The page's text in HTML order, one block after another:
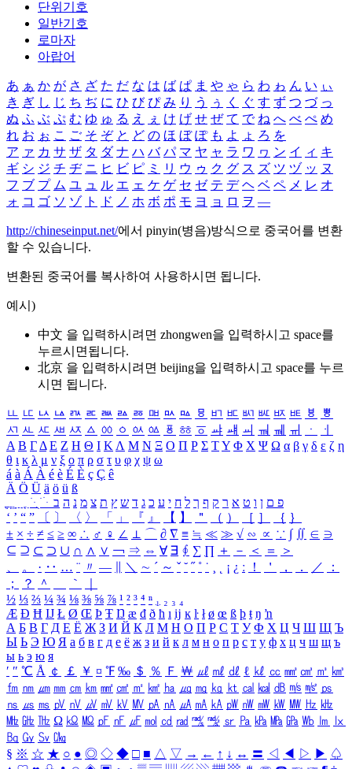
단위기호
일반기호
로마자
아랍어
あ ぁ か が さ ざ た だ な は ば ぱ ま や ゃ ら わ ゎ ん い ぃ
き ぎ し じ ち ぢ に ひ び ぴ み り う ぅ く ぐ す ず つ づ っ
ぬ ふ ぶ ぷ む ゆ ゅ る え ぇ け げ せ ぜ て で ね へ べ ぺ め
れ お ぉ こ ご そ ぞ と ど の ほ ぼ ぽ も よ ょ ろ を
ア ァ カ サ ザ タ ダ ナ ハ バ パ マ ヤ ャ ラ ワ ヮ ン イ ィ キ
ギ シ ジ チ ヂ ニ ヒ ビ ピ ミ リ ウ ゥ ク グ ス ズ ツ ヅ ッ ヌ
フ ブ プ ム ユ ュ ル エ ェ ケ ゲ セ ゼ テ デ ヘ ベ ペ メ レ オ
ォ コ ゴ ソ ゾ ト ド ノ ホ ボ ポ モ ヨ ョ ロ ヲ ―
http://chineseinput.net/에서 pinyin(병음)방식으로 중국어를 변환
할 수 있습니다.
변환된 중국어를 복사하여 사용하시면 됩니다.
예시)
中文 을 입력하시려면 zhongwen을 입력하시고 space를
누르시면됩니다.
北京 을 입력하시려면 beijing을 입력하시고 space를 누르
시면 됩니다.
ㅥ ㅦ ㅧ ㅨ ㅩ ㅪ ㅫ ㅬ ㅭ ㅮ ㅯ ㅰ ㅱ ㅲ ㅳ ㅴ ㅵ ㅶ ㅷ ㅸ
ㅹ
ㅺ ㅻ ㅼ ㅽ ㅾ ㅿ ㆀ ㆁ ㆂ ㆃ ㆄ ㆅ ㆆ ㆇ ㆈ ㆉ ㆊ ㆋ ㆌ ㆍ
ㆎ
Α Β ΓΔ Ε Ζ Η Θ Ι ΚΛ Μ Ν Ξ Ο Π Ρ Σ ΤΥ Φ Χ Ψ Ω α β γ δ ε ζ η
θ ι κ λ μ ν ξ ο π ρ σ τ υ φ χ ψ ω
á à Á À é è É È ç Ç ê
Ä Ö Ü ä ö ü ß
ִֶֹ ֻּ ׁׂ פ ם ן ו ט א ר ק ף ך ל ח י ע כ ג ד ש ץ ת צ מ נ ה ב
‘ ’ “ ” 〔 〕 〈 〉 「 」 『 』 【 】 ＂ （ ） ［ ］ ｛ ｝
± × ÷ ≠ ≤ ≥ ∞ ∴ ♂ ♀ ∠ ⊥ ⌒ ∂ ∇ ≡ ≒ ≪ ≫ √ ∽ ∝ ∵ ∫ ∬ ∈ ∋
⊆ ⊇ ⊂ ⊃ ∪ ∩ ∧ ∨ ￢ ⇒ ⇔ ∀ ∃ ∮ ∑ ∏ ＋ － ＜ ＝
＞
、
。 · ‥ … ¨ 〃 ― ＼ ∼ ´ ～ ˇ ˘ ˝ ˚ ˙ ¸ ¡ ¿ ː ！ ＇ ， ． ／
：
；
？ ＾ ｀
½ ⅓ ⅔ ¼ ¾ ⅛ ⅜ ⅝ ⅞ ¹ ² ³ ⁴ ⁿ ₁ ₂ ₃ ₄
Æ Ð Ħ Ĳ Ł Ø Œ Þ Ŧ Ŋ æ đ ð ħ ı ĳ ĸ ŀ ł ø œ ß þ ŧ ŋ ŉ
А Б В Г Д Е Ё Ж З И Й К Л М Н О П Р С Т У Ф Х Ц Ч Ш Щ Ъ
Ы Ь Э Ю Я а б в г д е ё ж з и й к л м н о п р с т у ф х ц ч ш щ ъ
ы ь э ю я
′ ″ ℃ Å ￠ ￡ ￥ ¤ ℉ ‰ ＄ ％ Ｆ ￦ ㎕ ㎖ ㎗ ℓ ㎘ ㏄ ㎣ ㎤ ㎥ ㎦
㎙ ㎚ ㎛ ㎜ ㎝ ㎞ ㎟ ㎠ ㎡ ㎢ ㏊ ㎍ ㎎ ㎏ ㏏ ㎈ ㎉ ㏈ ㎧ ㎨ ㎰
㎱ ㎲ ㎳ ㎴ ㎵ ㎶ ㎷ ㎸ ㎹ ㎀ ㎁ ㎂ ㎃ ㎄ ㎺ ㎻ ㎽ ㎾ ㎿ ㎐ ㎑
㎒ ㎓ ㎔ Ω ㏀ ㏁ ㎊ ㎋ ㎌ ㏖ ㏅ ㎭ ㎮ ㎯ ㏛ ㎩ ㎪ ㎫ ㎬ ㏝ ㏐
㏓
㏃ ㏉ ㏜ ㏆
§ ※ ☆ ★ ○ ● ◎ ◇ ◆ □ ■ △ ▽ → ← ↑ ↓ ↔ 〓 ◁ ◀ ▷ ▶ ♤